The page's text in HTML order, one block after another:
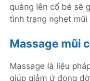
quàng lên cổ bé sẽ
tình trạng nghẹt mũi
Massage mũi
Massage là liệu
giúp giảm ứ đọng